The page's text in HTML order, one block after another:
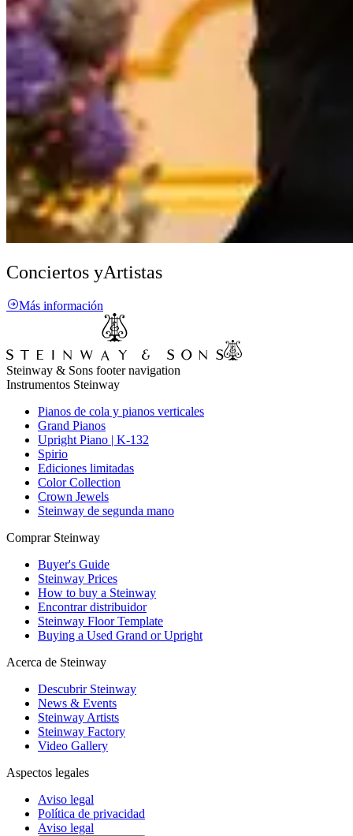
Conciertos yArtistas
Más información
Steinway & Sons footer navigation
Instrumentos Steinway
Pianos de cola y pianos verticales
Grand Pianos
Upright Piano | K-132
Spirio
Ediciones limitadas
Color Collection
Crown Jewels
Steinway de segunda mano
Comprar Steinway
Buyer's Guide
Steinway Prices
How to buy a Steinway
Encontrar distribuidor
Steinway Floor Template
Buying a Used Grand or Upright
Acerca de Steinway
Descubrir Steinway
News & Events
Steinway Artists
Steinway Factory
Video Gallery
Aspectos legales
Aviso legal
Política de privacidad
Aviso legal